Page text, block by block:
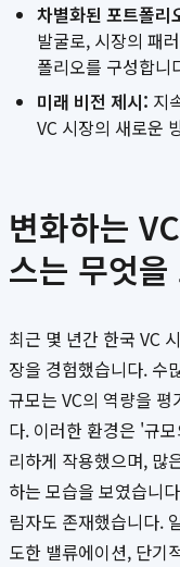
차별화된 포트폴리
발굴로, 시장의 패
폴리오를 구성합니
미래 비전 제시: 지
VC 시장의 새로운
변화하는
스는 무엇
최근 몇 년간 한국 VC
장을 경험했습니다. 수
규모는 VC의 역량을
다. 이러한 환경은 '규
리하게 작용했으며, 많
하는 모습을 보였습니
림자도 존재했습니다.
도한 밸류에이션, 단기